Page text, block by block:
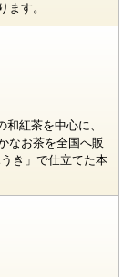
ます。
紅茶を中心に、
なお茶を全国へ販
き」で仕立てた本